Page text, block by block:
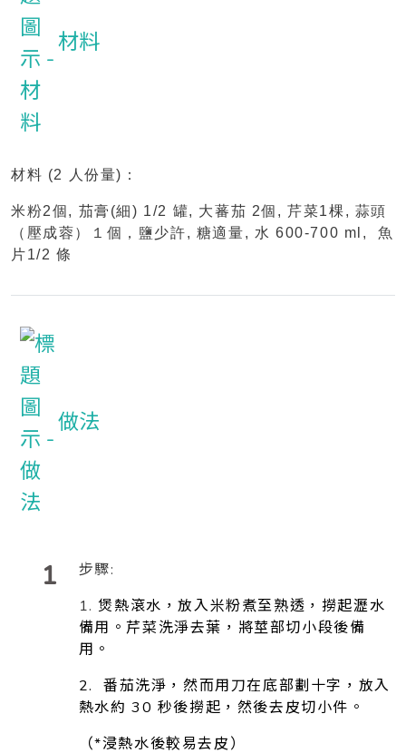
材料
材料 (2 人份量)：
米粉2個, 茄膏(細) 1/2 罐, 大蕃茄 2個, 芹菜1棵, 蒜頭
（壓成蓉）１個，鹽少許, 糖適量, 水 600-700 ml, 魚
片1/2 條
做法
1
步驟:
1.煲熱滾水，放入米粉煮至熟透，撈起瀝水
備用。芹菜洗淨去葉，將莖部切小段後備
用。
2. 番茄洗淨，然而用刀在底部劃十字，放入
熱水約 30 秒後撈起，然後去皮切小件。
（*浸熱水後較易去皮）